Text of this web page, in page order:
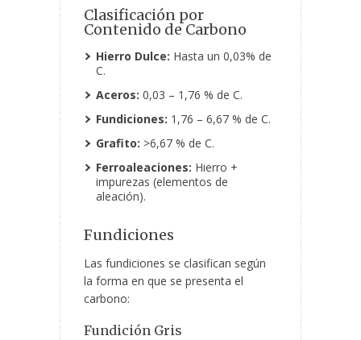
Clasificación por
Contenido de Carbono
Hierro Dulce: Hasta un 0,03% de
C.
Aceros: 0,03 – 1,76 % de C.
Fundiciones: 1,76 – 6,67 % de C.
Grafito: >6,67 % de C.
Ferroaleaciones: Hierro +
impurezas (elementos de
aleación).
Fundiciones
Las fundiciones se clasifican según
la forma en que se presenta el
carbono:
Fundición Gris